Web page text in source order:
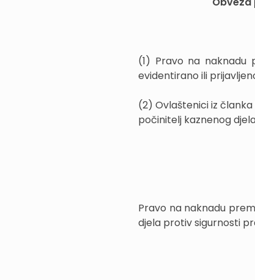
(1) Pravo na naknadu
evidentirano ili
(2) Ovlaštenici iz članka
počinitelj kaznenog
Pravo na naknadu
djela protiv sigurnosti